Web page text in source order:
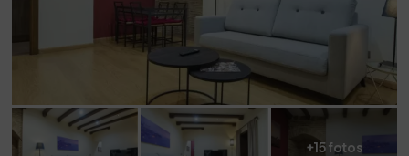
+15 fotos